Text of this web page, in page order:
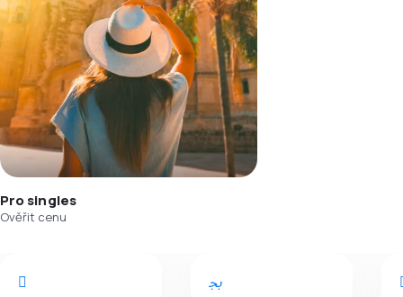
Pro singles
Ověřit cenu